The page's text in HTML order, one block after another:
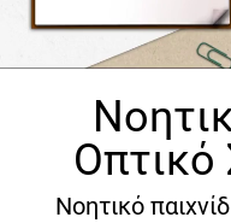
Οπτικό
Νοητικό